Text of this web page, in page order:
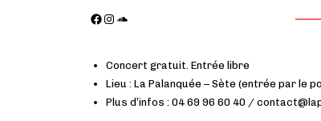
Concert gratuit. Entrée libre
Lieu : La Palanquée – Sète (entrée par le
Plus d’infos : 04 69 96 60 40 /